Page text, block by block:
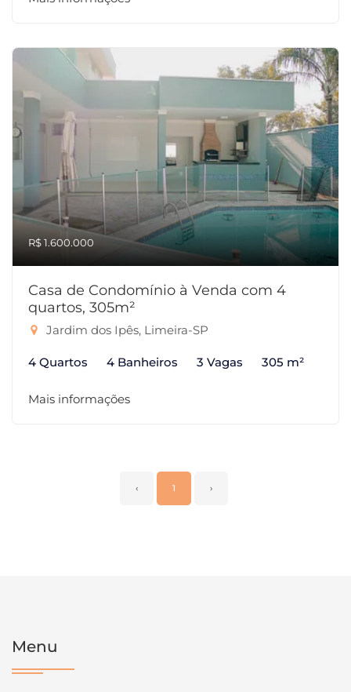
R$ 1.600.000
Casa de Condomínio à Venda com 4
quartos, 305m²
Jardim dos Ipês, Limeira-SP
4 Quartos 4 Banheiros 3 Vagas 305 m²
Mais informações
‹ 1 ›
Menu